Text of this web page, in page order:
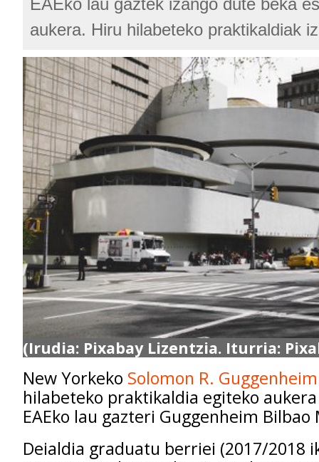
EAEko lau gaztek izango dute beka
aukera. Hiru hilabeteko praktikaldiak
(Irudia: Pixabay Lizentzia. Iturria:
New Yorkeko Solomon R.
hilabeteko praktikaldia egiteko
EAEko lau gazteri Guggenheim Bilbao
Deialdia graduatu berriei (2017/2018